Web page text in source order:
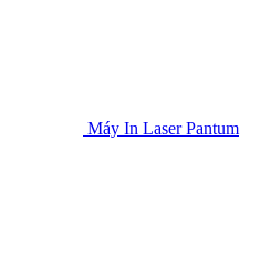
Máy In Laser Pantum